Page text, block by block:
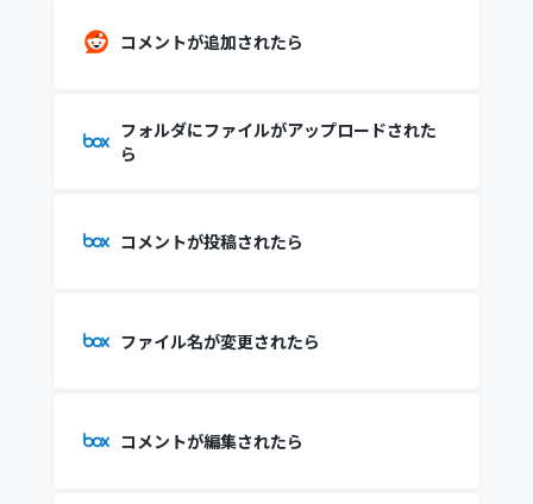
コメントが追加されたら
フォルダにファイルがアップロードされた
ら
コメントが投稿されたら
ファイル名が変更されたら
コメントが編集されたら